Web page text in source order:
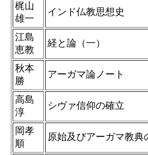
梶山
雄一
インド仏教思想史
江島
恵教
経と論（一）
秋本
勝
アーガマ論ノート
高島
淳
シヴァ信仰の確立
岡孝
順
原始及びアーガマ教典